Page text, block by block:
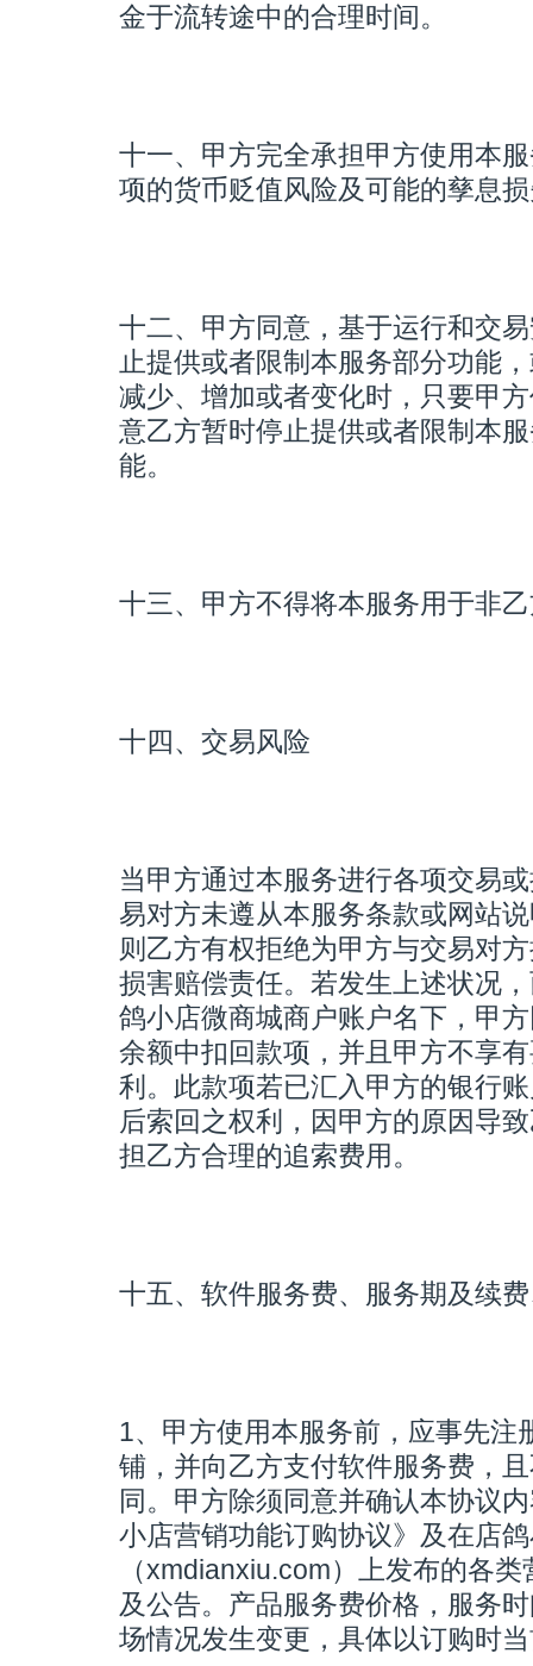
金于流转途中的合理时间。
十一、甲方完全承担甲方使用本
项的货币贬值风险及可能的孳息
十二、甲方同意，基于运行和交
止提供或者限制本服务部分功能
减少、增加或者变化时，只要甲
意乙方暂时停止提供或者限制本
能。
十三、甲方不得将本服务用于非
十四、交易风险
当甲方通过本服务进行各项交易
易对方未遵从本服务条款或网站
则乙方有权拒绝为甲方与交易对
损害赔偿责任。若发生上述状况
鸽小店微商城商户账户名下，甲
余额中扣回款项，并且甲方不享
利。此款项若已汇入甲方的银行
后索回之权利，因甲方的原因导
担乙方合理的追索费用。
十五、软件服务费、服务期及续
1、甲方使用本服务前，应事先注
铺，并向乙方支付软件服务费，
同。甲方除须同意并确认本协议
小店营销功能订购协议》及在店
（xmdianxiu.com）上发布的各
及公告。产品服务费价格，服务
场情况发生变更，具体以订购时